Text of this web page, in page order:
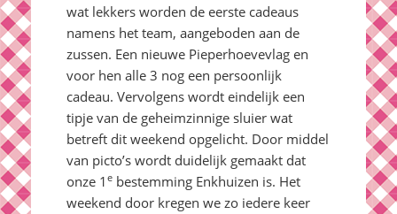
wat lekkers worden de eerste cadeaus
namens het team, aangeboden aan de
zussen. Een nieuwe Pieperhoevevlag en
voor hen alle 3 nog een persoonlijk
cadeau. Vervolgens wordt eindelijk een
tipje van de geheimzinnige sluier wat
betreft dit weekend opgelicht. Door middel
van picto’s wordt duidelijk gemaakt dat
onze 1 e bestemming Enkhuizen is. Het
weekend door kregen we zo iedere keer